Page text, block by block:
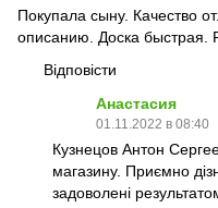
Покупала сыну. Качество
описанию. Доска быстрая.
Відповісти
Анастасия
01.11.2022 в 08:40
Кузнецов Антон
магазину. Приємно
задоволені